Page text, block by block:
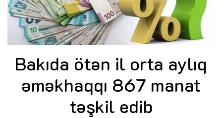
Bakıda ötən il orta aylıq
əməkhaqqı 867 manat
təşkil edib